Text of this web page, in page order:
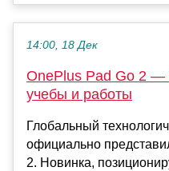
14:00, 18 Дек
OnePlus Pad Go 2
учебы и работы
Глобальный
официально
2. Новинка,